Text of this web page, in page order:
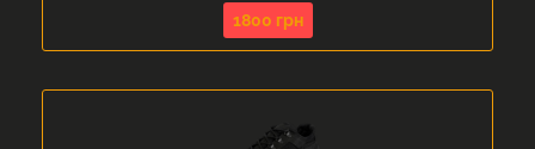
1800 грн